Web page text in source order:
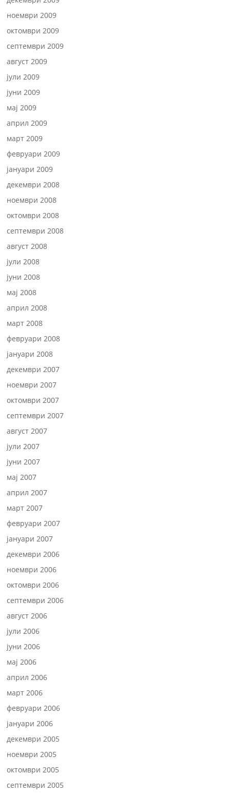
ноември 2009
октомври 2009
септември 2009
август 2009
јули 2009
јуни 2009
мај 2009
април 2009
март 2009
февруари 2009
јануари 2009
декември 2008
ноември 2008
октомври 2008
септември 2008
август 2008
јули 2008
јуни 2008
мај 2008
април 2008
март 2008
февруари 2008
јануари 2008
декември 2007
ноември 2007
октомври 2007
септември 2007
август 2007
јули 2007
јуни 2007
мај 2007
април 2007
март 2007
февруари 2007
јануари 2007
декември 2006
ноември 2006
октомври 2006
септември 2006
август 2006
јули 2006
јуни 2006
мај 2006
април 2006
март 2006
февруари 2006
јануари 2006
декември 2005
ноември 2005
октомври 2005
септември 2005